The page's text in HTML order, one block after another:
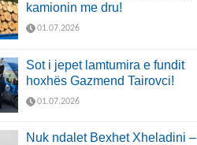
kamionin me dru!
01.07.2026
Sot i jepet lamtumira e fundit
hoxhës Gazmend Tairovci!
01.07.2026
Nuk ndalet Bexhet Xheladini –